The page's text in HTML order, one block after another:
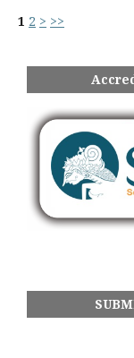
1 2 > >>
SUBMIT